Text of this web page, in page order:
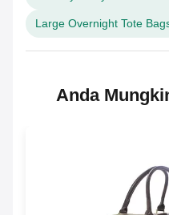
Large Overnight Tote
Anda